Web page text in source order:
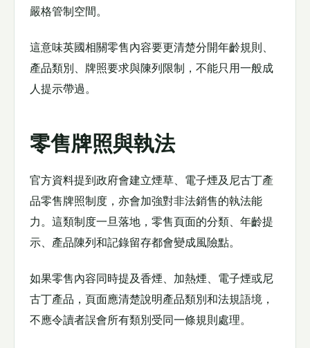
嚴格管制空間。
這意味英國相關零售內容要更清楚分開年齡規則、
產品類別、牌照要求與陳列限制，不能只用一般成
人提示帶過。
零售牌照與執法
官方資料提到政府會建立煙草、電子煙及尼古丁產
品零售牌照制度，亦會加強對非法銷售的執法能
力。這類制度一旦落地，零售頁面的分類、年齡提
示、產品陳列和記錄留存都會變成風險點。
如果零售內容同時提及香煙、加熱煙、電子煙或尼
古丁產品，頁面應清楚說明產品類別和法規語境，
不應令讀者誤會所有類別受同一條規則處理。